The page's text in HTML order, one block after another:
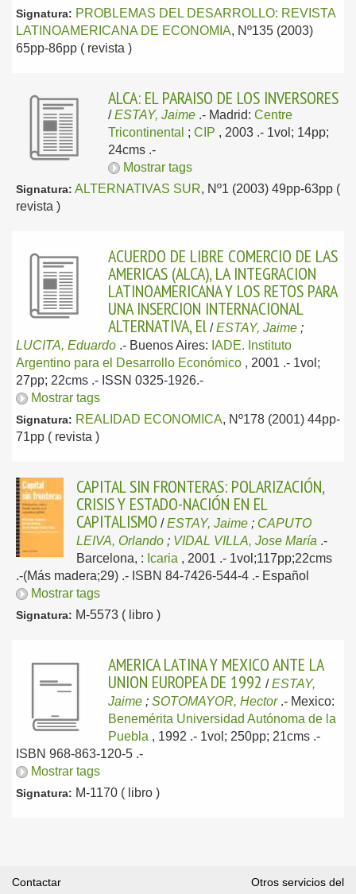
Signatura: PROBLEMAS DEL DESARROLLO: REVISTA
LATINOAMERICANA DE ECONOMIA, Nº135 (2003)
65pp-86pp ( revista )
ALCA: EL PARAISO DE LOS INVERSORES
/ESTAY, Jaime .- Madrid: Centre
Tricontinental ; CIP , 2003 .- 1vol; 14pp;
24cms .-
Mostrar tags
Signatura: ALTERNATIVAS SUR, Nº1 (2003) 49pp-63pp (
revista )
ACUERDO DE LIBRE COMERCIO DE LAS
AMERICAS (ALCA), LA INTEGRACION
LATINOAMERICANA Y LOS RETOS PARA
UNA INSERCION INTERNACIONAL
ALTERNATIVA, El /ESTAY, Jaime ;
LUCITA, Eduardo .- Buenos Aires: IADE. Instituto
Argentino para el Desarrollo Económico , 2001 .- 1vol;
27pp; 22cms .- ISSN 0325-1926.-
Mostrar tags
Signatura: REALIDAD ECONOMICA, Nº178 (2001) 44pp-
71pp ( revista )
CAPITAL SIN FRONTERAS: POLARIZACIÓN,
CRISIS Y ESTADO-NACIÓN EN EL
CAPITALISMO /ESTAY, Jaime ; CAPUTO
LEIVA, Orlando ; VIDAL VILLA, Jose María .-
Barcelona, : Icaria , 2001 .- 1vol;117pp;22cms
.-(Más madera;29) .- ISBN 84-7426-544-4 .- Español
Mostrar tags
Signatura: M-5573 ( libro )
AMERICA LATINA Y MEXICO ANTE LA
UNION EUROPEA DE 1992 /ESTAY,
Jaime ; SOTOMAYOR, Hector .- Mexico:
Benemérita Universidad Autónoma de la
Puebla , 1992 .- 1vol; 250pp; 21cms .-
ISBN 968-863-120-5 .-
Mostrar tags
Signatura: M-1170 ( libro )
Contactar
Otros servicios del